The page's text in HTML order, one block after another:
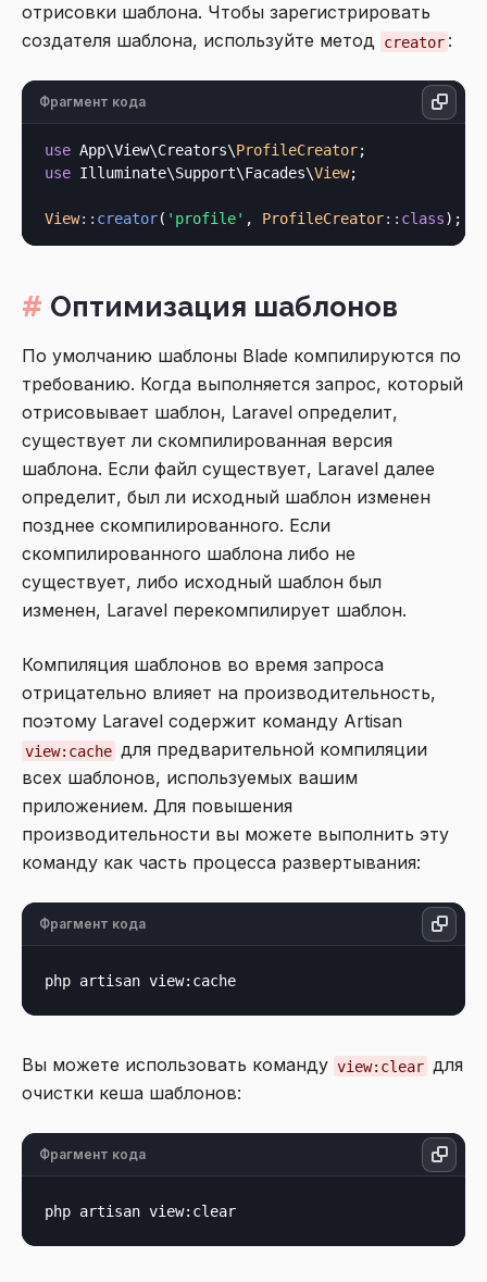
отрисовки шаблона. Чтобы зарегистрировать
создателя шаблона, используйте метод creator :
Фрагмент кода
use App\View\Creators\ProfileCreator
use Illuminate\Support\Facades\View;
View:: creator( 'profile' , ProfileCreator:: class
Оптимизация шаблонов
По умолчанию шаблоны Blade компилируются по
требованию. Когда выполняется запрос, который
отрисовывает шаблон, Laravel определит,
существует ли скомпилированная версия
шаблона. Если файл существует, Laravel далее
определит, был ли исходный шаблон изменен
позднее скомпилированного. Если
скомпилированного шаблона либо не
существует, либо исходный шаблон был
изменен, Laravel перекомпилирует шаблон.
Компиляция шаблонов во время запроса
отрицательно влияет на производительность,
поэтому Laravel содержит команду Artisan
view:cache для предварительной компиляции
всех шаблонов, используемых вашим
приложением. Для повышения
производительности вы можете выполнить эту
команду как часть процесса развертывания:
Фрагмент кода
Вы можете использовать команду view:clear для
очистки кеша шаблонов:
Фрагмент кода